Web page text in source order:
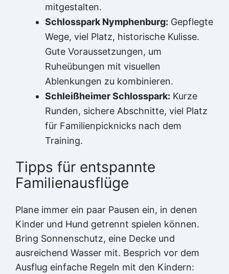
mitgestalten.
Schlosspark Nymphenburg: Gepflegte
Wege, viel Platz, historische Kulisse.
Gute Voraussetzungen, um
Ruheübungen mit visuellen
Ablenkungen zu kombinieren.
Schleißheimer Schlosspark: Kurze
Runden, sichere Abschnitte, viel Platz
für Familienpicknicks nach dem
Training.
Tipps für entspannte
Familienausflüge
Plane immer ein paar Pausen ein, in denen
Kinder und Hund getrennt spielen können.
Bring Sonnenschutz, eine Decke und
ausreichend Wasser mit. Besprich vor dem
Ausflug einfache Regeln mit den Kindern: